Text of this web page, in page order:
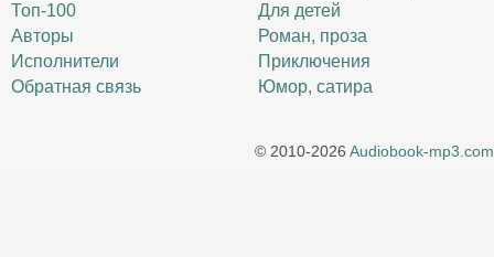
Топ-100
Авторы
Исполнители
Обратная связь
Для детей
Роман, проза
Приключения
Юмор, сатира
© 2010-2026 Audiobook-mp3.com